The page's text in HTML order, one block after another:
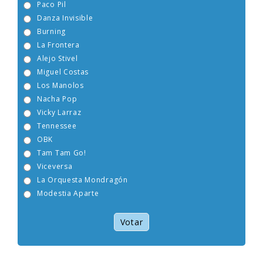
Burning
Alejo Stivel
Miguel Costas
Nacha Pop
Vicky Larraz
La Orquesta Mondragón
Modestia Aparte
Votar